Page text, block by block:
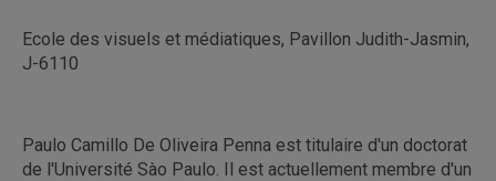
Ecole des visuels et médiatiques, Pavillon Judith-Jasmin,
J-6110
Paulo Camillo De Oliveira Penna est titulaire d'un doctorat
de l'Université Sào Paulo. Il est actuellement membre d'un